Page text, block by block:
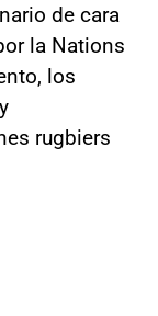
de cara
la Nations
los
rugbiers